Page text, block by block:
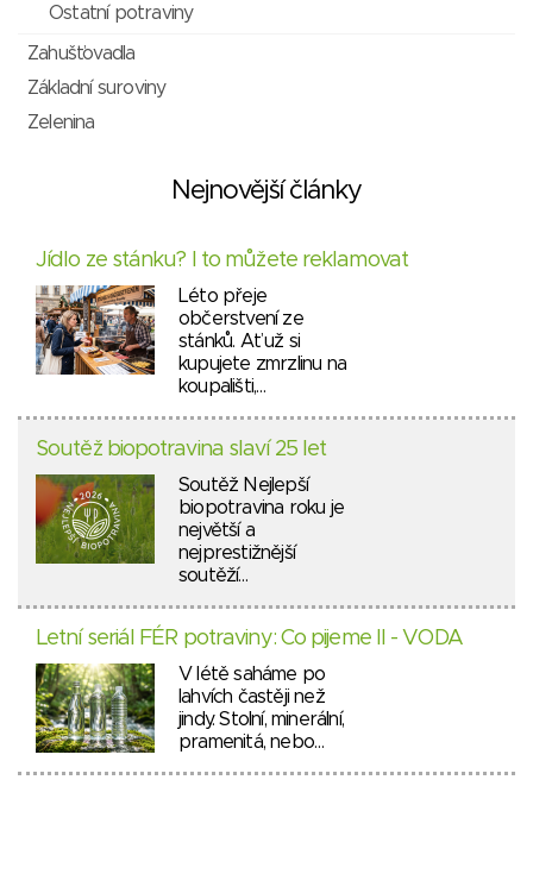
Ostatní potraviny
Zahušťovadla
Základní suroviny
Zelenina
Nejnovější články
Jídlo ze stánku? I to můžete reklamovat
Léto přeje
občerstvení ze
stánků. Ať už si
kupujete zmrzlinu na
koupališti,…
Soutěž biopotravina slaví 25 let
Soutěž Nejlepší
biopotravina roku je
největší a
nejprestižnější
soutěží…
Letní seriál FÉR potraviny: Co pijeme II - VODA
V létě saháme po
lahvích častěji než
jindy. Stolní, minerální,
pramenitá, nebo…